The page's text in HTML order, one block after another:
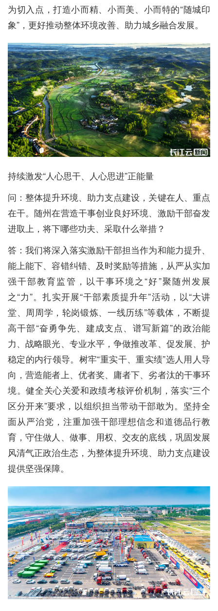
为切入点，打造小而精、小而美、小而特的“随城印
象”，更好推动整体环境改善、助力城乡融合发展。
持续激发“人心思干、人心思进”正能量
问：整体提升环境、助力支点建设，关键在人、重点
在干。随州在营造干事创业良好环境、激励干部奋发
进取上，将下哪些功夫、采取什么举措？
答：我们将深入落实激励干部担当作为和能力提升、
能上能下、容错纠错、及时奖励等措施，从严从实加
强干部教育监管，以干事环境之“好”聚随州发展
之“力”。扎实开展“干部素质提升年”活动，以“大讲
堂、周周学，轮岗锻炼、一线历练”等载体，不断提
高干部“奋勇争先、建成支点、谱写新篇”的政治能
力、战略眼光、专业水平，争做推改革、促发展、护
稳定的内行领导。树牢“重实干、重实绩”选人用人导
向，营造能者上、优者奖、庸者下、劣者汰的干事环
境。健全关心关爱和政绩考核评价机制，落实“三个
区分开来”要求，以组织担当带动干部敢为。坚持全
面从严治党，注重加强干部理想信念和道德品行教
育，守住做人、做事、用权、交友的底线，巩固发展
风清气正政治生态，为整体提升环境、助力支点建设
提供坚强保障。